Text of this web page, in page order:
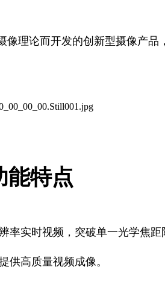
理论而开发的创新型摄像产
能特点
实时视频，突破单一光学焦
供高质量视频成像。